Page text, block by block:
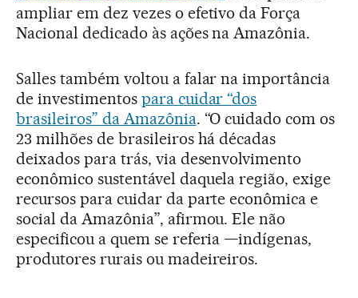
ampliar em dez vezes o efetivo da Força
Nacional dedicado às ações na Amazônia.
Salles também voltou a falar na importância
de investimentos para cuidar “dos
brasileiros” da Amazônia. “O cuidado com os
23 milhões de brasileiros há décadas
deixados para trás, via desenvolvimento
econômico sustentável daquela região, exige
recursos para cuidar da parte econômica e
social da Amazônia”, afirmou. Ele não
especificou a quem se referia —indígenas,
produtores rurais ou madeireiros.